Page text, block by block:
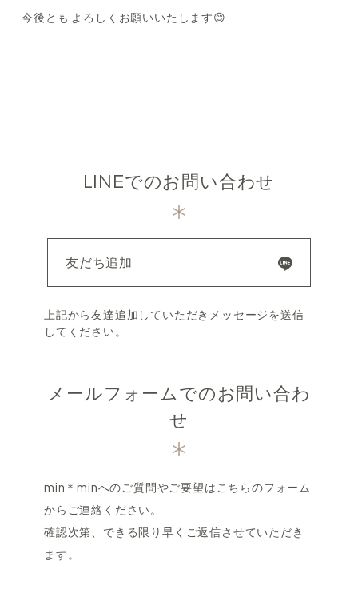
今後とも よろしくお願いいたします😊
LINEでのお問い合わせ
友だち追加
上記から友達追加していただきメッセージを送信
してください。
メールフォームでのお問い合わ
せ
min＊minへのご質問やご要望はこちらのフォーム
からご連絡ください。
確認次第、できる限り早くご返信させていただき
ます。